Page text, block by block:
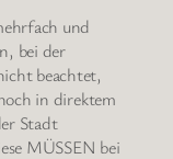
und
bei der
beachtet,
in direktem
Stadt
MÜSSEN bei